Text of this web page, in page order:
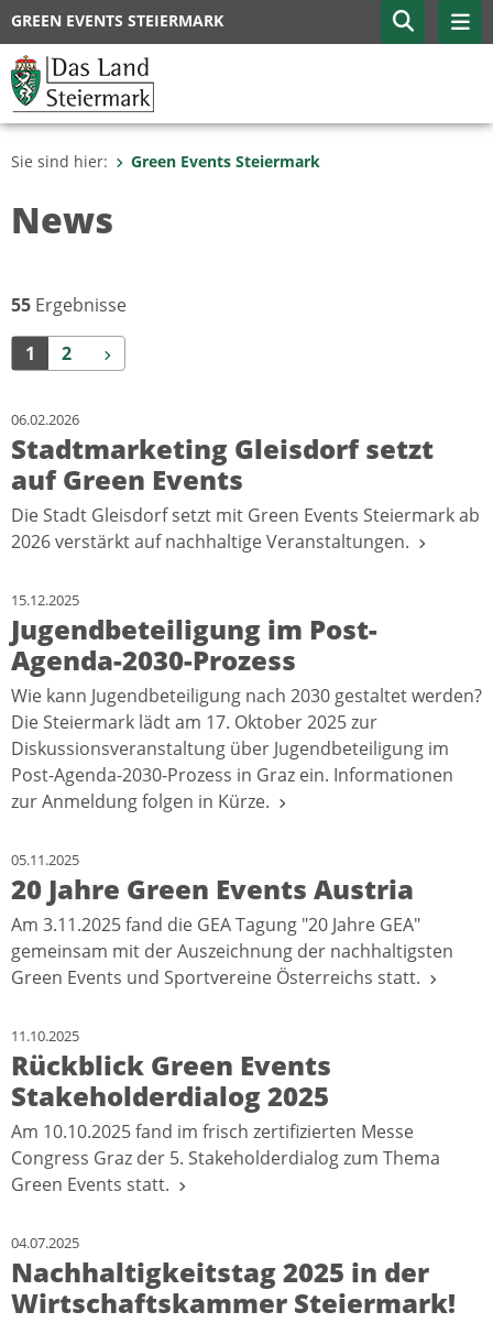
GREEN EVENTS STEIERMARK
Sie sind hier: Green Events Steiermark
News
55 Ergebnisse
1 2 Weiter
06.02.2026
Stadtmarketing Gleisdorf setzt
auf Green Events
Die Stadt Gleisdorf setzt mit Green Events Steiermark ab
2026 verstärkt auf nachhaltige Veranstaltungen.
15.12.2025
Jugendbeteiligung im Post-
Agenda-2030-Prozess
Wie kann Jugendbeteiligung nach 2030 gestaltet werden?
Die Steiermark lädt am 17. Oktober 2025 zur
Diskussionsveranstaltung über Jugendbeteiligung im
Post-Agenda-2030-Prozess in Graz ein. Informationen
zur Anmeldung folgen in Kürze.
05.11.2025
20 Jahre Green Events Austria
Am 3.11.2025 fand die GEA Tagung "20 Jahre GEA"
gemeinsam mit der Auszeichnung der nachhaltigsten
Green Events und Sportvereine Österreichs statt.
11.10.2025
Rückblick Green Events
Stakeholderdialog 2025
Am 10.10.2025 fand im frisch zertifizierten Messe
Congress Graz der 5. Stakeholderdialog zum Thema
Green Events statt.
04.07.2025
Nachhaltigkeitstag 2025 in der
Wirtschaftskammer Steiermark!